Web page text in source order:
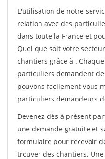
L'utilisation de notre
relation avec des
dans toute la France et
Quel que soit votre
chantiers grâce à .
particuliers demandent
pouvons facilement vous
particuliers demandeurs
Devenez dès à présent
une demande gratuite et
formulaire pour recevoir
trouver des chantiers.